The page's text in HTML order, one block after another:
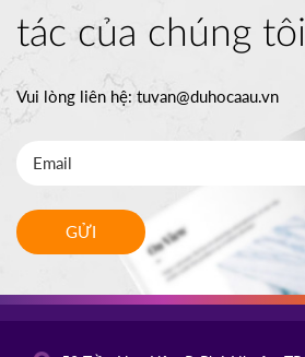
tác của chúng tôi
Vui lòng liên hệ:tuvan@duhocaau.vn
GỬI